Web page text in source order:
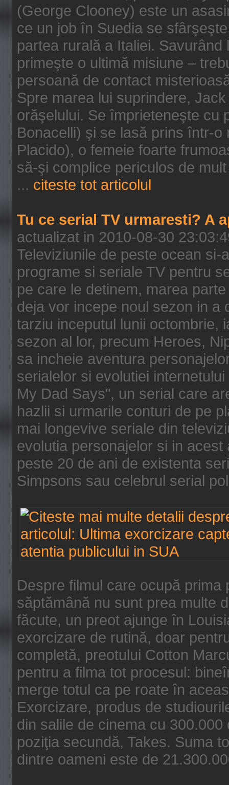
(George Clooney) este un
ce un job în Suedia se
partea rurală a Italiei.
primeşte o ultimă misiune –
persoană de contact
Spre marea lui suprindere,
orăşelului. Se împrieteneşte cu
Bonacelli) şi se lasă prins într-
Placido), o femeie foarte
să-şi complice periculos de
... citeste tot articolul
Tu ce serial TV urmaresti? A
actualizat in 2010-08-30
Televiziunile de peste ocean si-
programe si seriale TV pentru
pe care le detinem, marea
deja vor incepe noul sezon in a
tarziu inceputul lunii octombrie,
sezon al lor, precum Heroes,
sa incheie aventura
serialelor si evolutiei
My Dad Says", un serial care
hazlii si urmarile conturi de pe
mai longevive seriale din
evolutia personajelor si in
peste 20 de ani de existenta
Simpsons sau celebrul serial
Despre filmul care ocupă
săptămână nu sunt prea multe
făcute, un preot ajunge în
exorcizare de rutină, doar
completă, preotului Cotton
pentru a filma tot procesul:
merge totul ca pe roate în
Exorcizare, produs de
din salile de cinema cu
poziţia secundă, Takes. Suma
dintre oameni este de